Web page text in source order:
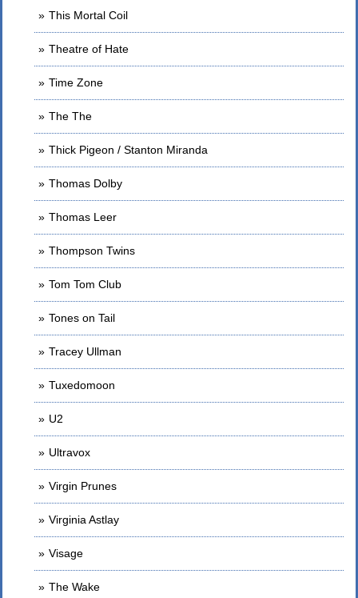
This Mortal Coil
Theatre of Hate
Time Zone
The The
Thick Pigeon / Stanton Miranda
Thomas Dolby
Thomas Leer
Thompson Twins
Tom Tom Club
Tones on Tail
Tracey Ullman
Tuxedomoon
U2
Ultravox
Virgin Prunes
Virginia Astlay
Visage
The Wake